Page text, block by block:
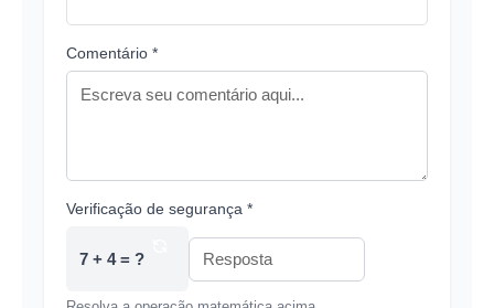
Comentário *
Verificação de segurança *
7 + 4 = ?